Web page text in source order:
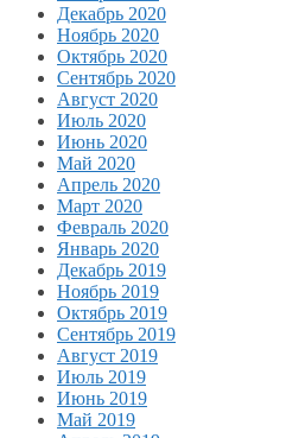
Декабрь 2020
Ноябрь 2020
Октябрь 2020
Сентябрь 2020
Август 2020
Июль 2020
Июнь 2020
Май 2020
Апрель 2020
Март 2020
Февраль 2020
Январь 2020
Декабрь 2019
Ноябрь 2019
Октябрь 2019
Сентябрь 2019
Август 2019
Июль 2019
Июнь 2019
Май 2019